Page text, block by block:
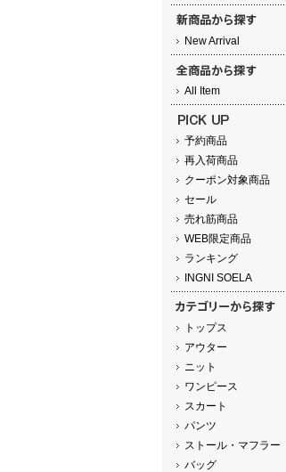
New Arrival
All Item
予約商品
再入荷商品
クーポン対象商品
セール
売れ筋商品
WEB限定商品
ランキング
INGNI SOELA
トップス
アウター
ニット
ワンピース
スカート
パンツ
ストール・マフラー
バッグ